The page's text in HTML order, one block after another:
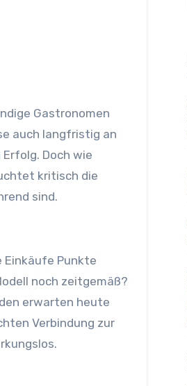
auch langfristig an
Doch wie
kritisch die
sind.
Einkäufe Punkte
noch zeitgemäß?
erwarten heute
Verbindung zur